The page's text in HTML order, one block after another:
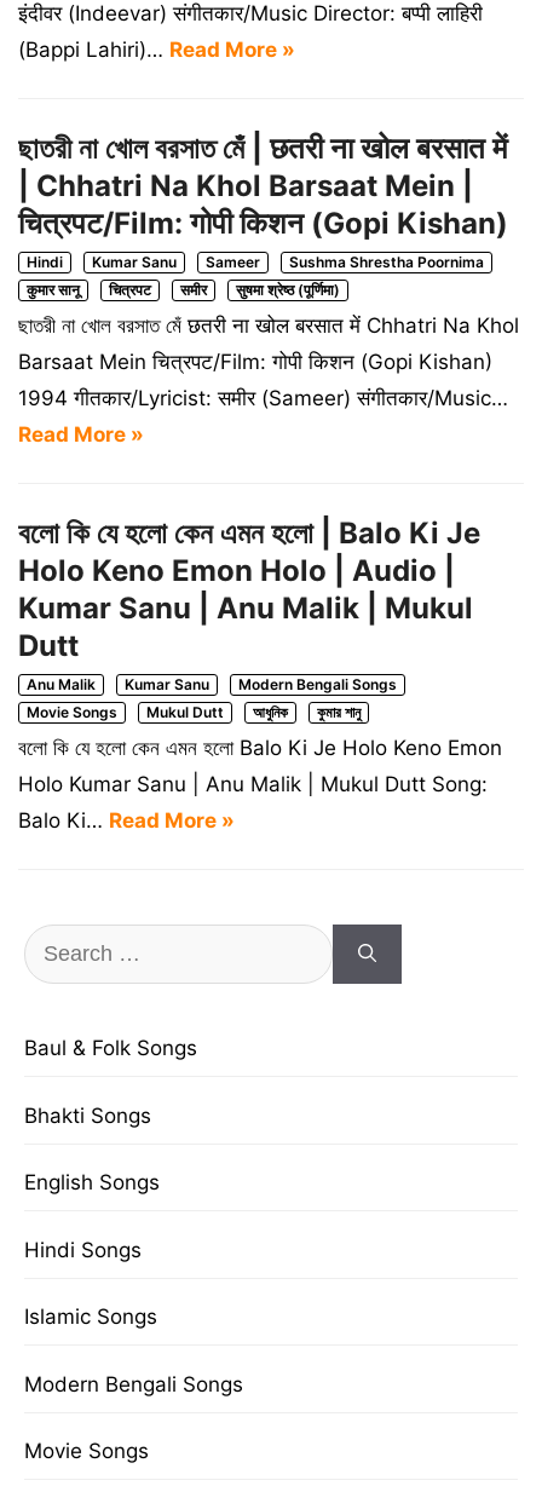
इंदीवर (Indeevar) संगीतकार/Music Director: बप्पी लाहिरी
(Bappi Lahiri)… Read More »
ছাতরী না খোল বরসাত মেঁ | छतरी ना खोल बरसात में
| Chhatri Na Khol Barsaat Mein |
चित्रपट/Film: गोपी किशन (Gopi Kishan)
Hindi Kumar Sanu Sameer
Sushma Shrestha Poornima
कुमार सानू
चित्रपट समीर सुषमा श्रेष्ठ (पूर्णिमा)
ছাতরী না খোল বরসাত মেঁ छतरी ना खोल बरसात में Chhatri Na Khol
Barsaat Mein चित्रपट/Film: गोपी किशन (Gopi Kishan)
1994 गीतकार/Lyricist: समीर (Sameer) संगीतकार/Music…
Read More »
বলো কি যে হলো কেন এমন হলো | Balo Ki Je
Holo Keno Emon Holo | Audio |
Kumar Sanu | Anu Malik | Mukul
Dutt
Anu Malik Kumar Sanu
Modern Bengali Songs
Movie Songs
Mukul Dutt আধুনিক কুমার শানু
বলো কি যে হলো কেন এমন হলো Balo Ki Je Holo Keno Emon
Holo Kumar Sanu | Anu Malik | Mukul Dutt Song:
Balo Ki… Read More »
Search
for:
Baul & Folk Songs
Bhakti Songs
English Songs
Hindi Songs
Islamic Songs
Modern Bengali Songs
Movie Songs